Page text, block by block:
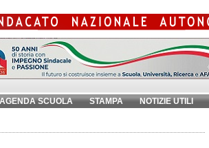
AGENDA SCUOLA STAMPA NOTIZIE UTILI